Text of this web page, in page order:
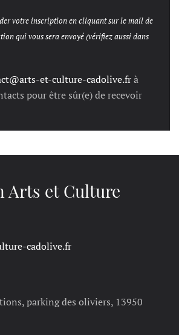
votre inscription en cliquant sur le mail de
qui vous sera envoyé (vérifiez aussi dans
et-culture-cadolive.frà
pour être sûr(e) de recevoir
Arts et Culture
cadolive.fr
parking des oliviers, 13950